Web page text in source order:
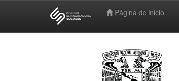
Página de inicio